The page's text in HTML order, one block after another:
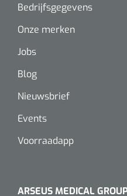
Bedrijfsgegevens
Onze merken
Jobs
Blog
Nieuwsbrief
Events
Voorraadapp
ARSEUS MEDICAL